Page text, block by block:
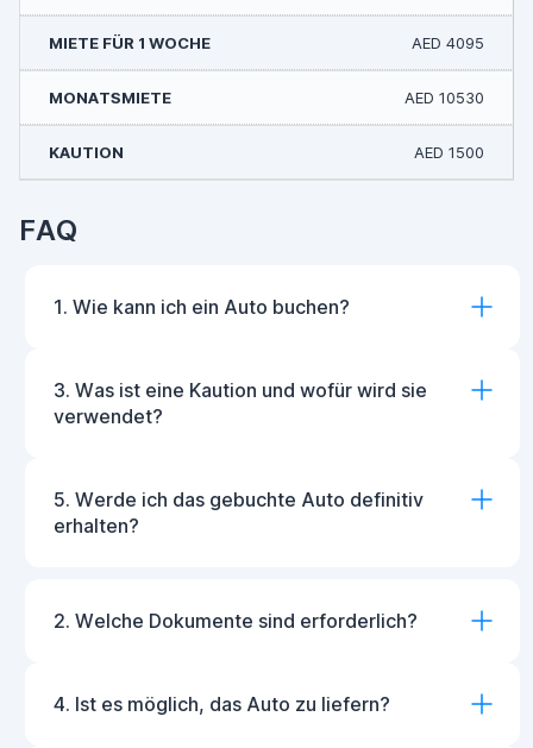
AED 4095
AED 10530
AED 1500
FAQ
1. Wie kann ich ein Auto buchen?
3. Was ist eine Kaution und wofür wird sie
verwendet?
5. Werde ich das gebuchte Auto definitiv
erhalten?
2. Welche Dokumente sind erforderlich?
4. Ist es möglich, das Auto zu liefern?